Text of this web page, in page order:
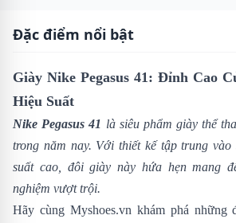
Đặc điểm nổi bật
Giày Nike Pegasus 41: Đỉnh Cao
Hiệu Suất
Nike Pegasus 41 là siêu phẩm giày thể
trong năm nay. Với thiết kế tập trung
suất cao, đôi giày này hứa hẹn mang
nghiệm vượt trội.
Hãy cùng Myshoes.vn khám phá những